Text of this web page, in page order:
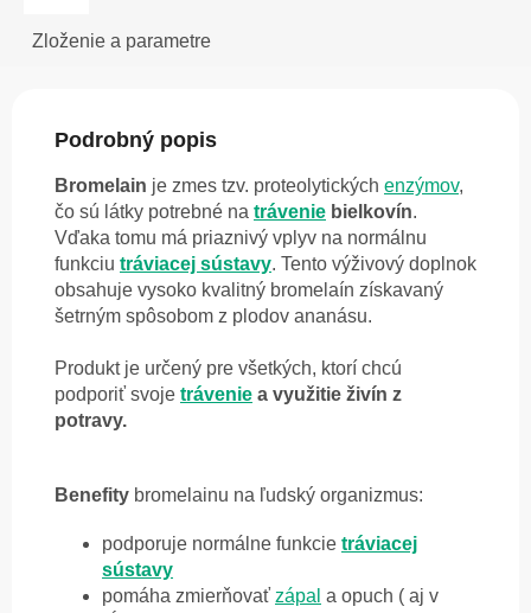
Zloženie a parametre
Podrobný popis
Bromelain je zmes tzv. proteolytických enzýmov,
čo sú látky potrebné na trávenie bielkovín.
Vďaka tomu má priaznivý vplyv na normálnu
funkciu tráviacej sústavy. Tento výživový doplnok
obsahuje vysoko kvalitný bromelaín získavaný
šetrným spôsobom z plodov ananásu.
Produkt je určený pre všetkých, ktorí chcú
podporiť svoje trávenie a využitie živín z
potravy.
Benefity bromelainu na ľudský organizmus:
podporuje normálne funkcie tráviacej
sústavy
pomáha zmierňovať zápal a opuch ( aj v